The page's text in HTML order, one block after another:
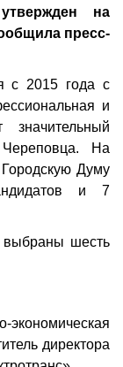
на
пресс-
с 2015 года с
и
значительный
На
Думу
и 7
выбраны шесть
директора